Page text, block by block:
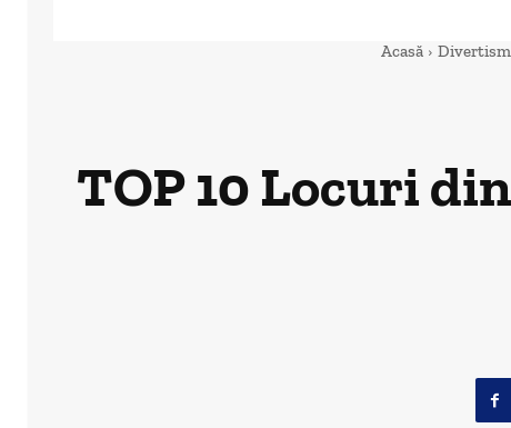
Acasă
TOP 10 Locuri